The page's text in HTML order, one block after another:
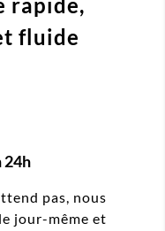
rapide,
fluide
24h
pas, nous
jour-même et